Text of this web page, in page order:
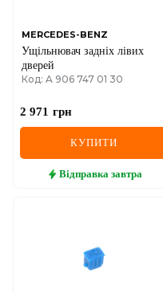
MERCEDES-BENZ
Ущільнювач задніх лівих
дверей
Код: A 906 747 01 30
2 971 грн
КУПИТИ
Відправка завтра